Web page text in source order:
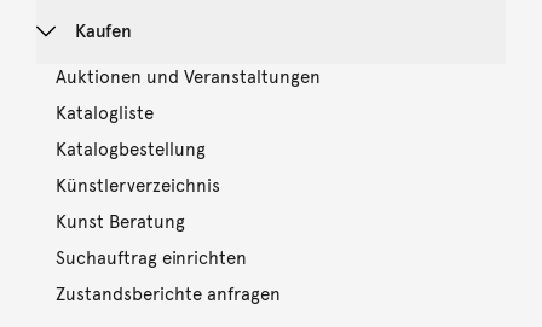
Kaufen
Auktionen und Veranstaltungen
Katalogliste
Katalogbestellung
Künstlerverzeichnis
Kunst Beratung
Suchauftrag einrichten
Zustandsberichte anfragen